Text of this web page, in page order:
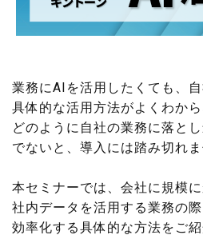
業務にAIを活用したくても、
具体的な活用方法がよくわから
どのように自社の業務に落と
でないと、導入には踏み切れま
本セミナーでは、会社に規模に
社内データを活用する業務の
効率化する具体的な方法をご紹